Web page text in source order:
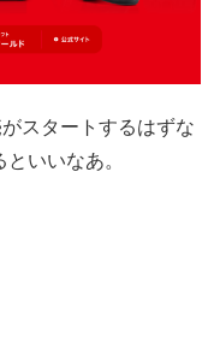
スタートするはずな
いいなあ。